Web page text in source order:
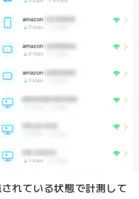
ている状態で計測して